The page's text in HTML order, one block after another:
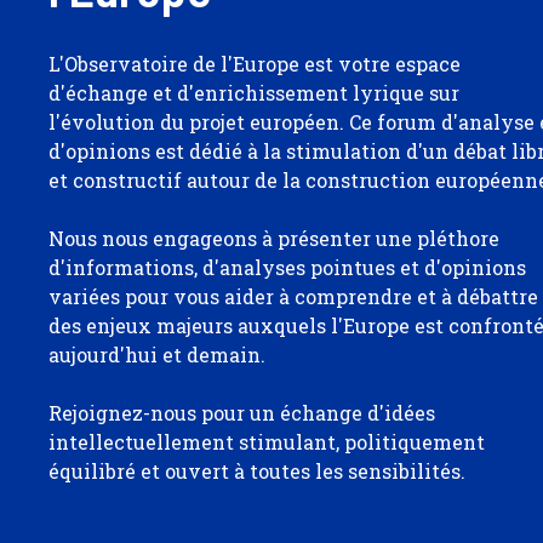
L'Observatoire de l'Europe est votre espace
d'échange et d'enrichissement lyrique sur
l'évolution du projet européen. Ce forum d'analyse
d'opinions est dédié à la stimulation d'un débat
et constructif autour de la construction
Nous nous engageons à présenter une pléthore
d'informations, d'analyses pointues et d'opinions
variées pour vous aider à comprendre et à débattre
des enjeux majeurs auxquels l'Europe est
aujourd'hui et demain.
Rejoignez-nous pour un échange d'idées
intellectuellement stimulant, politiquement
équilibré et ouvert à toutes les sensibilités.